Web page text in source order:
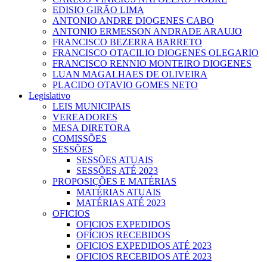
EDISIO GIRÃO LIMA
ANTONIO ANDRE DIOGENES CABO
ANTONIO ERMESSON ANDRADE ARAUJO
FRANCISCO BEZERRA BARRETO
FRANCISCO OTACILIO DIOGENES OLEGARIO
FRANCISCO RENNIO MONTEIRO DIOGENES
LUAN MAGALHAES DE OLIVEIRA
PLACIDO OTAVIO GOMES NETO
Legislativo
LEIS MUNICIPAIS
VEREADORES
MESA DIRETORA
COMISSÕES
SESSÕES
SESSÕES ATUAIS
SESSÕES ATÉ 2023
PROPOSIÇÕES E MATÉRIAS
MATÉRIAS ATUAIS
MATÉRIAS ATÉ 2023
OFICIOS
OFICIOS EXPEDIDOS
OFÍCIOS RECEBIDOS
OFICIOS EXPEDIDOS ATÉ 2023
OFICIOS RECEBIDOS ATÉ 2023